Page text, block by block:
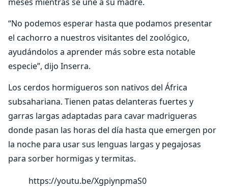
“No podemos esperar hasta que podamos presentar
el cachorro a nuestros visitantes del zoológico,
ayudándolos a aprender más sobre esta notable
especie”, dijo Inserra.
Los cerdos hormigueros son nativos del África
subsahariana. Tienen patas delanteras fuertes y
garras largas adaptadas para cavar madrigueras
donde pasan las horas del día hasta que emergen por
la noche para usar sus lenguas largas y pegajosas
para sorber hormigas y termitas.
https://youtu.be/XgpiynpmaS0